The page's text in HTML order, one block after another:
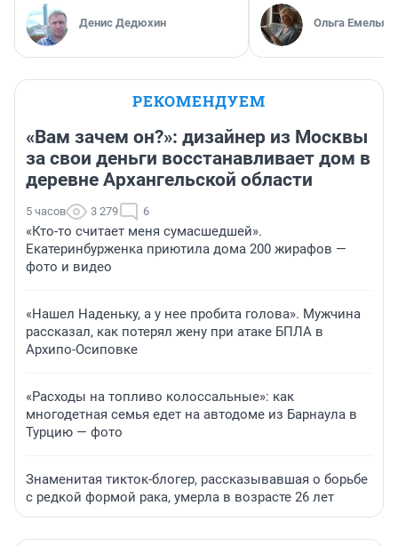
Денис Дедюхин Ольга
РЕКОМЕНДУЕМ
«Вам зачем он?»: дизайнер из Москвы
за свои деньги восстанавливает дом в
деревне Архангельской области
5 часов 3 279 6
«Кто-то считает меня сумасшедшей».
Екатеринбурженка приютила дома 200 жирафов —
фото и видео
«Нашел Наденьку, а у нее пробита голова». Мужчина
рассказал, как потерял жену при атаке БПЛА в
Архипо-Осиповке
«Расходы на топливо колоссальные»: как
многодетная семья едет на автодоме из Барнаула в
Турцию — фото
Знаменитая тикток-блогер, рассказывавшая о борьбе
с редкой формой рака, умерла в возрасте 26 лет